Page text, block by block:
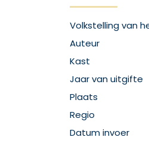
Volkstelling van
Auteur
Kast
Jaar van uitgifte
Plaats
Regio
Datum invoer